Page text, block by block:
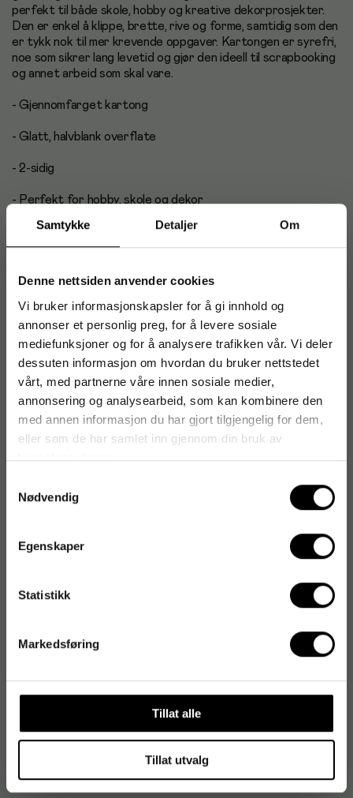
Samtykke Detaljer Om
Denne nettsiden anvender cookies
Vi bruker informasjonskapsler for å gi innhold og
annonser et personlig preg, for å levere sosiale
mediefunksjoner og for å analysere trafikken vår. Vi deler
dessuten informasjon om hvordan du bruker nettstedet
vårt, med partnerne våre innen sosiale medier,
annonsering og analysearbeid, som kan kombinere den
med annen informasjon du har gjort tilgjengelig for dem,
eller som de har samlet inn gjennom din bruk av
tjenestene deres.
Nødvendig
Egenskaper
Statistikk
Markedsføring
Tillat alle
Tillat utvalg
perfekt til både skole, hobby og kreative dekorprosjekter.
Den er enkel å klippe, brette, rive og forme, samtidig som den
er tykk nok til mer krevende oppgaver. Kartongen er syrefri,
noe som sikrer lang levetid og gjør den ideell til scrapbooking
og annet arbeid som skal vare.
- Gjennomfarget kartong
- Glatt, halvblank overflate
- 2-sidig
- Perfekt for hobby, skole og dekor
- Lett å klippe, rive og forme
- Format: A4
- Antall: 10 stk
- Farge: Varmhvit
Antal i förpackning: 10
Artikkelnummer
Vekt per kvadratmeter 270 g/m²